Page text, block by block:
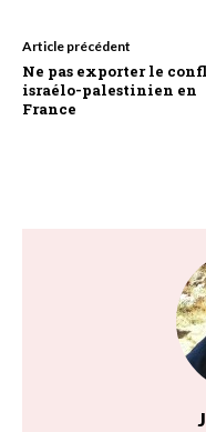
Article précédent
Ne pas exporter le
israélo-palestinien en
France